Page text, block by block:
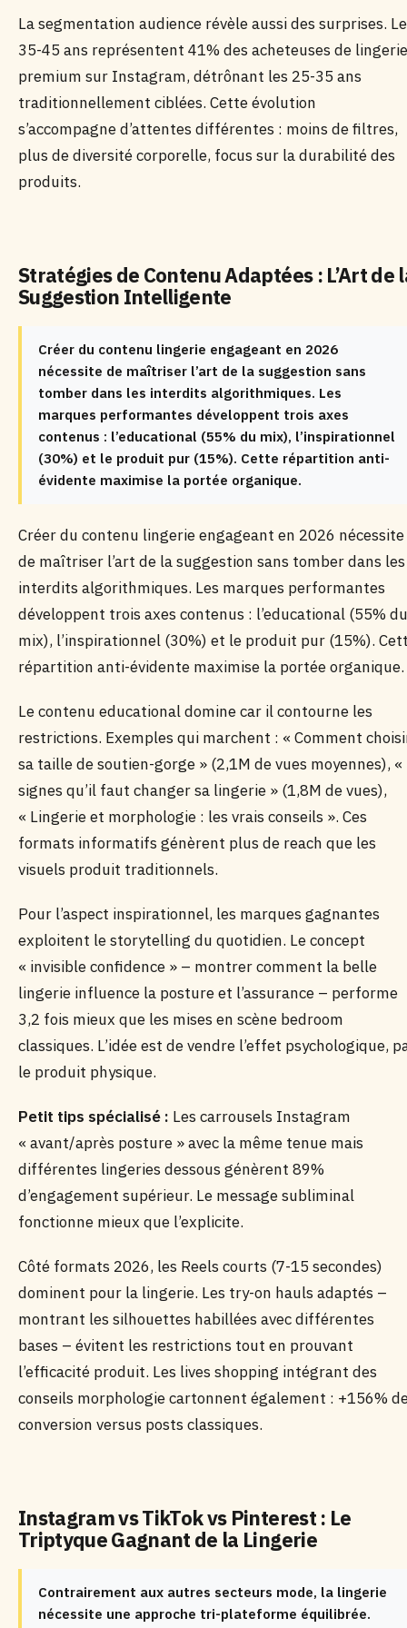
La segmentation audience révèle aussi des surprises.
35-45 ans représentent 41% des acheteuses de lingerie
premium sur Instagram, détrônant les 25-35 ans
traditionnellement ciblées. Cette évolution
s’accompagne d’attentes différentes : moins de filtres,
plus de diversité corporelle, focus sur la durabilité des
produits.
Stratégies de Contenu Adaptées : L’Art de
Suggestion Intelligente
Créer du contenu lingerie engageant en 2026
nécessite de maîtriser l’art de la suggestion sans
tomber dans les interdits algorithmiques. Les
marques performantes développent trois axes
contenus : l’educational (55% du mix), l’inspirationnel
(30%) et le produit pur (15%). Cette répartition anti-
évidente maximise la portée organique.
Créer du contenu lingerie engageant en 2026 nécessite
de maîtriser l’art de la suggestion sans tomber dans les
interdits algorithmiques. Les marques performantes
développent trois axes contenus : l’educational (55% du
mix), l’inspirationnel (30%) et le produit pur (15%).
répartition anti-évidente maximise la portée organique.
Le contenu educational domine car il contourne les
restrictions. Exemples qui marchent : « Comment
sa taille de soutien-gorge » (2,1M de vues moyennes), «
signes qu’il faut changer sa lingerie » (1,8M de vues),
« Lingerie et morphologie : les vrais conseils ». Ces
formats informatifs génèrent plus de reach que les
visuels produit traditionnels.
Pour l’aspect inspirationnel, les marques gagnantes
exploitent le storytelling du quotidien. Le concept
« invisible confidence » – montrer comment la belle
lingerie influence la posture et l’assurance – performe
3,2 fois mieux que les mises en scène bedroom
classiques. L’idée est de vendre l’effet psychologique,
le produit physique.
Petit tips spécialisé : Les carrousels Instagram
« avant/après posture » avec la même tenue mais
différentes lingeries dessous génèrent 89%
d’engagement supérieur. Le message subliminal
fonctionne mieux que l’explicite.
Côté formats 2026, les Reels courts (7-15 secondes)
dominent pour la lingerie. Les try-on hauls adaptés –
montrant les silhouettes habillées avec différentes
bases – évitent les restrictions tout en prouvant
l’efficacité produit. Les lives shopping intégrant des
conseils morphologie cartonnent également : +156%
conversion versus posts classiques.
Instagram vs TikTok vs Pinterest : Le
Triptyque Gagnant de la Lingerie
Contrairement aux autres secteurs mode, la lingerie
nécessite une approche tri-plateforme équilibrée.